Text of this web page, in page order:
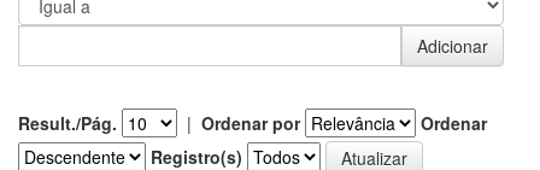
Result./Pág. | Ordenar por
Ordenar
Registro(s)